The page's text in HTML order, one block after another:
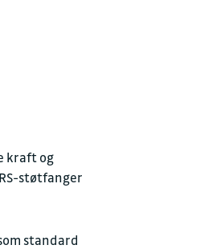
kraft og
støtfanger
standard